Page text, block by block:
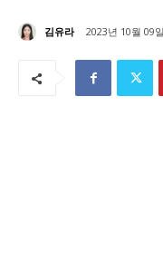
김유라 2023년 10월 09